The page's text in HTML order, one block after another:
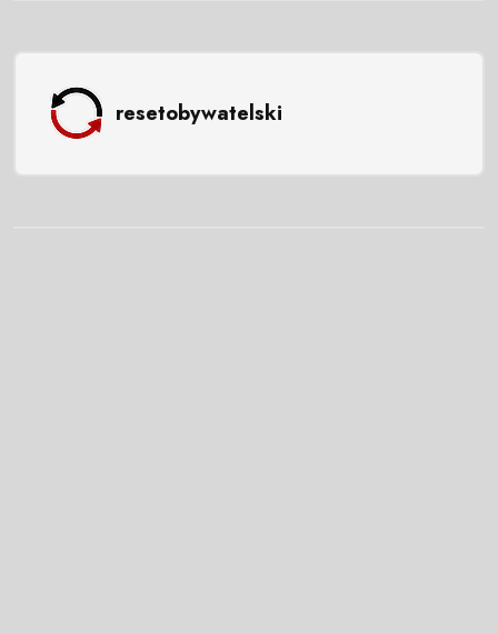
resetobywatelski